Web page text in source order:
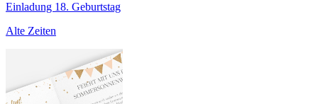
Einladung 18. Geburtstag
Alte Zeiten